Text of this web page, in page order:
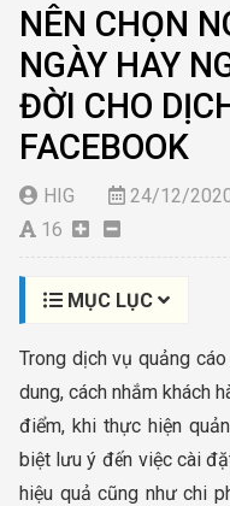
NÊN CHỌN
NGÀY HAY
ĐỜI CHO
FACEBOOK
HIG 24/12/
16
MỤC LỤC
Trong dịch vụ quảng
dung, cách nhắm khách
điểm, khi thực hiện
biệt lưu ý đến việc cài
hiệu quả cũng như chi